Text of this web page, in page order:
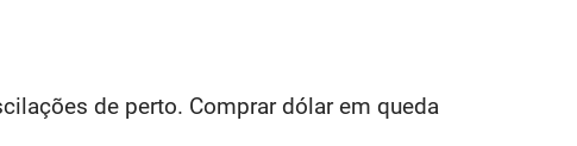
de perto. Comprar dólar em queda